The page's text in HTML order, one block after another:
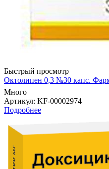
Быстрый просмотр
Октолипен 0,3 №30 капс.
Много
Артикул: KF-00002974
Подробнее